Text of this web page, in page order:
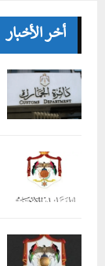
أخر الأخبار